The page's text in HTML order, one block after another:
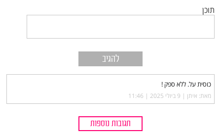
תוכן
כוסית על. ללא ספק !
מאת: איתן |‏ 9 ביולי 2025 | 11:46
תגובות נוספות